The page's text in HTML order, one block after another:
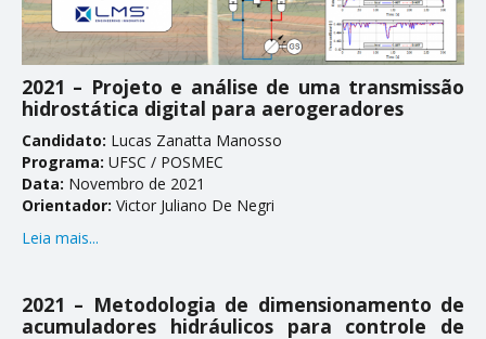
2021 – Projeto e análise de uma transmissão
hidrostática digital para aerogeradores
Candidato: Lucas Zanatta Manosso
Programa: UFSC / POSMEC
Data: Novembro de 2021
Orientador: Victor Juliano De Negri
Leia mais...
2021 – Metodologia de dimensionamento de
acumuladores hidráulicos para controle de